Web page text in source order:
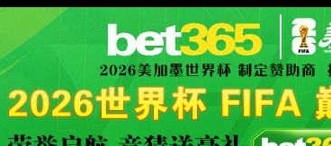
XML 地图